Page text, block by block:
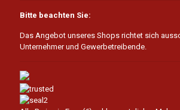
Bitte beachten Sie:
Das Angebot unseres Shops richtet sich
Unternehmer und Gewerbetreibende.